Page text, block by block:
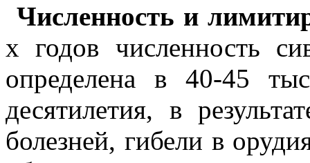
Численность и
х годов численность
определена в 40-45
десятилетия, в
болезней, гибели в